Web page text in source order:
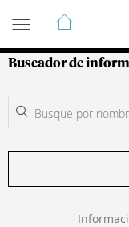
Guía de
Buscador de